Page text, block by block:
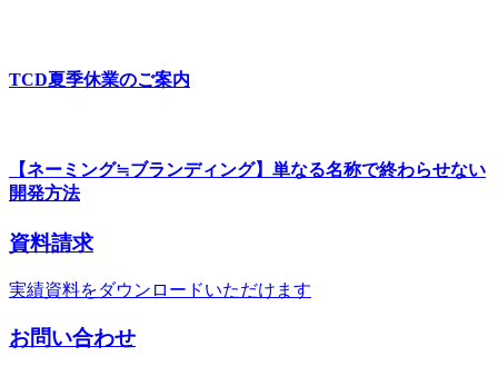
TCD夏季休業のご案内
【ネーミング≒ブランディング】単なる名称で終わらせない
開発方法
資料請求
実績資料をダウンロードいただけます
お問い合わせ